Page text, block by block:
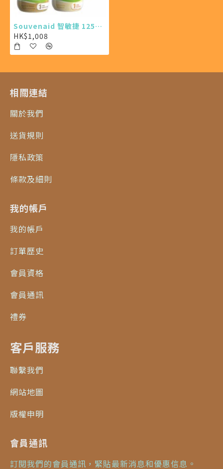
Souvenaid 智敏捷 125ml X24 (最少需購買24樽)
HK$1,008
相關連結
關於我們
送貨規則
隱私政策
條款及細則
我的帳戶
我的帳戶
訂單歷史
會員資格
會員通訊
禮券
客戶服務
聯繫我們
網站地圖
版權申明
會員通訊
訂閱我們的會員通訊，緊貼最新消息和優惠信息。